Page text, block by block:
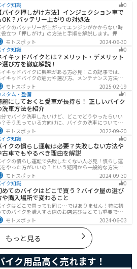
イク知識 0
【バイク押しがけ方法】インジェクション車で
OK？バッテリー上がりの対処法
イクのバッテリーが上がってエンジンがかからない時
役立つ「押しがけ」の方法と手順を解説します。押し
ができるバイクとできないバイクがあるので、自分
イクができるのか確認しておきましょう。
モトスポット
2024-06-30
イク知識
0
イキッドバイクとは？メリット・デメリット
選び方を徹底解説！
イキッドバイクに興味がある方必見！この記事では、
イキッドバイクの魅力や選び方、メンテナンス方法な
解説しています。実は、ネイキッドバイクは、操作
優れており、初心者にも優しいバイクです。この記
を読めば、ネイキッドバイクへの理解が深まります。
モトスポット
2025-02-19
スタム・整備
1
麗にしておくと愛車が長持ち！ 正しいバイク
洗車方法を紹介
分でバイク洗車したいけど、どこでどうやったらいい
？そう思っている方向けに、バイクの洗車について徹
にまとめました。バイク洗車ができる場所から洗車
まで全て解説します。正しい洗車方法は身につける
でバイクのメンテナンスにもなります。
モトスポット
2022-09-20
イク知識
0
イクの慣らし運転は必要？失敗しない方法や
古車でもやるべき理由を解説
イクの慣らし運転で失敗したくない人必見！慣らし運
やった方がいいの？という疑問から一般的な方法、
カ推奨の方法まで具体的に解説します。注意点や中
でもやった方がいいのか慣らし運転後にやるべきこ
まとめたので、これからバイクを買おうとしている
参考にしてください。
モトスポット
2024-09-30
イク知識
0
めてのバイクはどこで買う？バイク屋の選び
や購入場所で変わること
イクはどこで買っても同じ…ではありません！特に初
てのバイクを購入する際のお店選びはとても重要で
どんなお店で購入するのがベストなのか？失敗しな
店選びのポイントをまとめます。
モトスポット 2024-06-03
もっと見る
イク用品高く売れます！